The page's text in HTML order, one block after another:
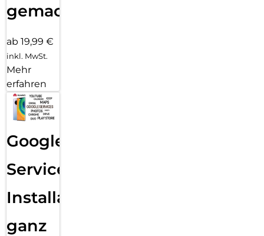
gemacht!
ab 19,99 €
inkl. MwSt.
Mehr
erfahren
Google
Services
Installation
ganz